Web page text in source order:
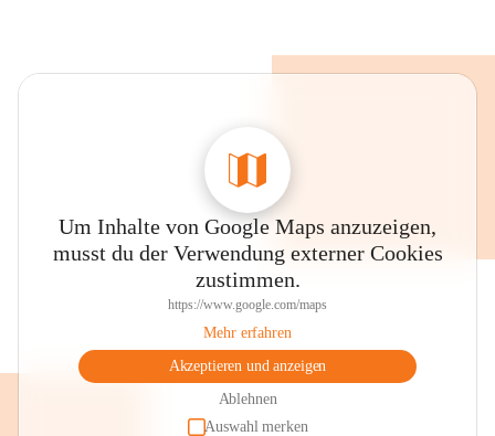
Um Inhalte von Google Maps anzuzeigen,
musst du der Verwendung externer Cookies
zustimmen.
https://www.google.com/maps
Mehr erfahren
Akzeptieren und anzeigen
Ablehnen
Auswahl merken